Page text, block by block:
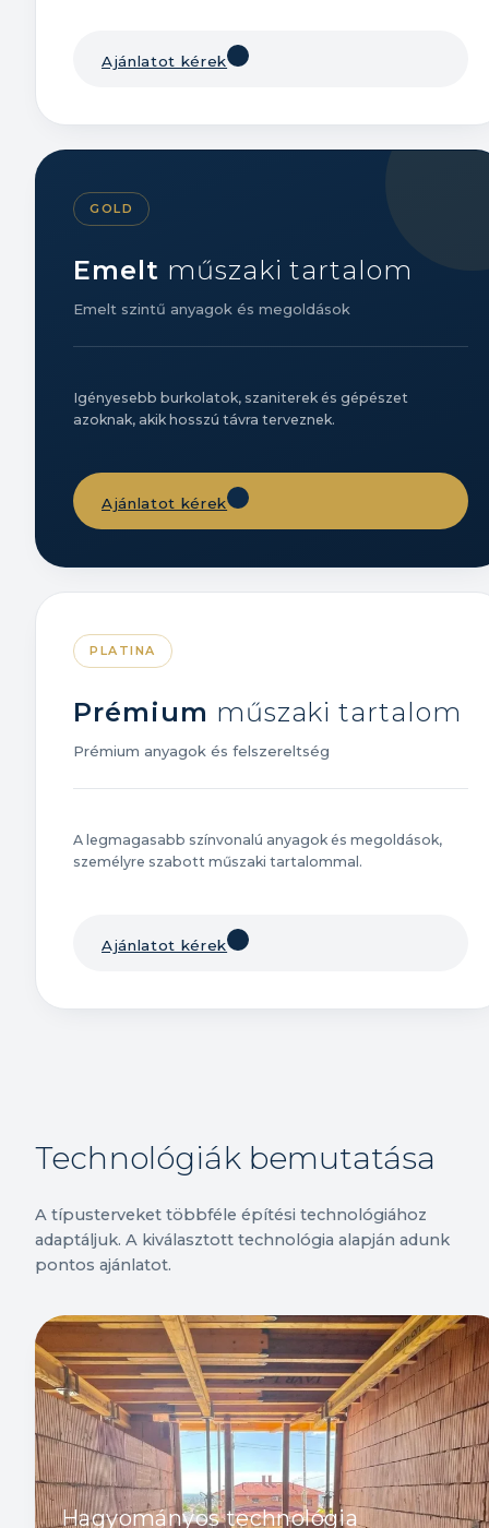
Ajánlatot kérek
GOLD
Emelt műszaki tartalom
Emelt szintű anyagok és megoldások
Igényesebb burkolatok, szaniterek és gépészet
azoknak, akik hosszú távra terveznek.
Ajánlatot kérek
PLATINA
Prémium műszaki tartalom
Prémium anyagok és felszereltség
A legmagasabb színvonalú anyagok és megoldások,
személyre szabott műszaki tartalommal.
Ajánlatot kérek
Technológiák bemutatása
A típusterveket többféle építési technológiához
adaptáljuk. A kiválasztott technológia alapján adunk
pontos ajánlatot.
Hagyományos technológia